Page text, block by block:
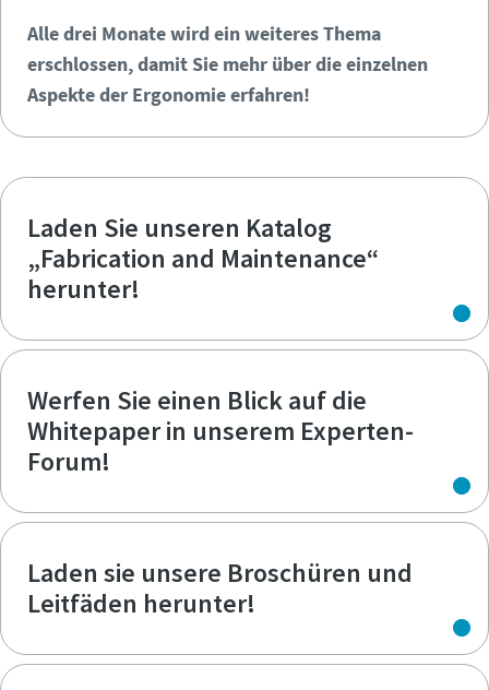
Alle drei Monate wird ein weiteres Thema
erschlossen, damit Sie mehr über die einzelnen
Aspekte der Ergonomie erfahren!
Laden Sie unseren Katalog
„Fabrication and Maintenance“
herunter!
Werfen Sie einen Blick auf die
Whitepaper in unserem Experten-
Forum!
Laden sie unsere Broschüren und
Leitfäden herunter!